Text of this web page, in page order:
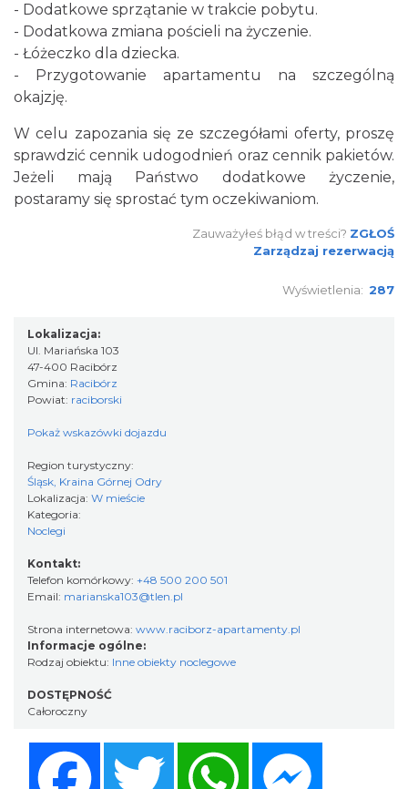
- Dodatkowe sprzątanie w trakcie pobytu.
- Dodatkowa zmiana pościeli na życzenie.
- Łóżeczko dla dziecka.
- Przygotowanie apartamentu na szczególną
okajzję.
W celu zapozania się ze szczegółami oferty, proszę
sprawdzić cennik udogodnień oraz cennik pakietów.
Jeżeli mają Państwo dodatkowe życzenie,
postaramy się sprostać tym oczekiwaniom.
Zauważyłeś błąd w treści? ZGŁOŚ
Zarządzaj rezerwacją
Wyświetlenia: 287
Lokalizacja:
Ul. Mariańska 103
47-400 Racibórz
Gmina: Racibórz
Powiat: raciborski
Pokaż wskazówki dojazdu
Region turystyczny:
Śląsk, Kraina Górnej Odry
Lokalizacja: W mieście
Kategoria:
Noclegi
Kontakt:
Telefon komórkowy: +48 500 200 501
Email: marianska103@tlen.pl
Strona internetowa: www.raciborz-apartamenty.pl
Informacje ogólne:
Rodzaj obiektu: Inne obiekty noclegowe
DOSTĘPNOŚĆ
Całoroczny
Twitter WhatsApp